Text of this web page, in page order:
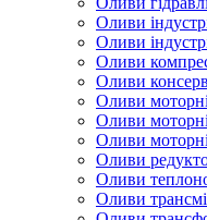
Оливи
Оливи
Оливи
Оливи
Оливи
Оливи
Оливи
Оливи
Оливи
Оливи